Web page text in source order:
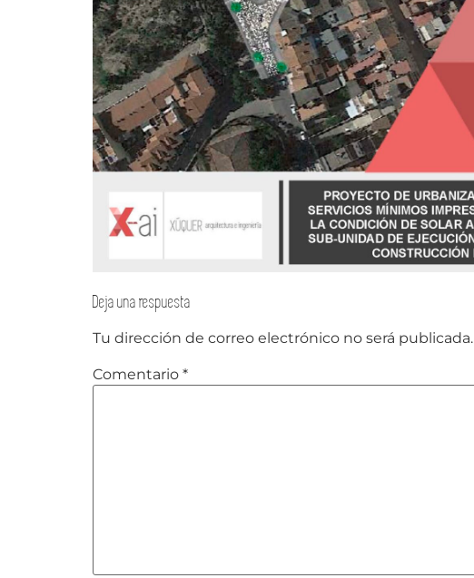
Deja una respuesta
Tu dirección de correo electrónico no será publicada.
Comentario *